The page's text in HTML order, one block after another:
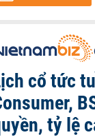
cổ tức
tỷ lệ